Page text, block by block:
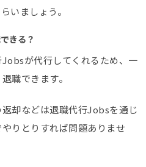
いましょう。
きる？
が代行してくれるため、一
職できます。
却などは退職代行Jobsを通じ
りとりすれば問題ありませ